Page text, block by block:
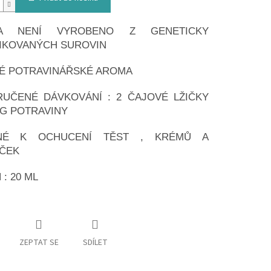
NENÍ VYROBENO Z GENETICKY
SUROVIN
POTRAVINÁŘSKÉ AROMA
DÁVKOVÁNÍ : 2 ČAJOVÉ LŽIČKY
POTRAVINY
K OCHUCENÍ TĚST , KRÉMŮ A
: 20 ML
ZEPTAT SE SDÍLET